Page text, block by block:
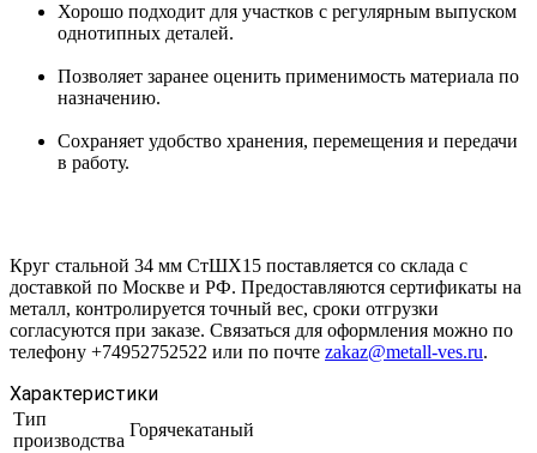
Хорошо подходит для участков с регулярным выпуском
однотипных деталей.
Позволяет заранее оценить применимость материала по
назначению.
Сохраняет удобство хранения, перемещения и передачи
в работу.
Круг стальной 34 мм СтШХ15 поставляется со склада с
доставкой по Москве и РФ. Предоставляются сертификаты на
металл, контролируется точный вес, сроки отгрузки
согласуются при заказе. Связаться для оформления можно по
телефону +74952752522 или по почте zakaz@metall-ves.ru.
Характеристики
Тип
производства
Горячекатаный